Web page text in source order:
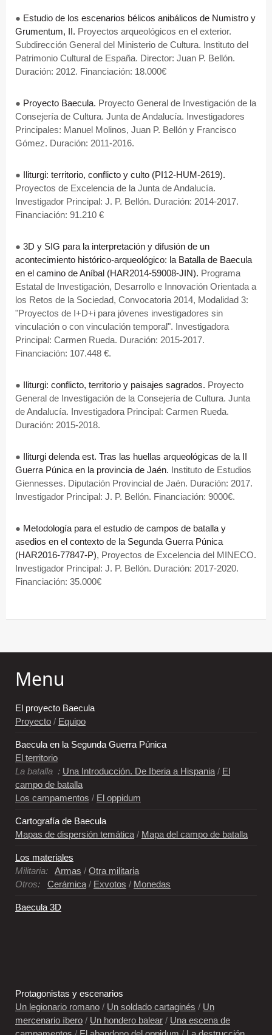
● Estudio de los escenarios bélicos anibálicos de Numistro y
Grumentum, II. Proyectos arqueológicos en el exterior.
Subdirección General del Ministerio de Cultura. Instituto del
Patrimonio Cultural de España. Director: Juan P. Bellón.
Duración: 2012. Financiación: 18.000€
● Proyecto Baecula. Proyecto General de Investigación de la
Consejería de Cultura. Junta de Andalucía. Investigadores
Principales: Manuel Molinos, Juan P. Bellón y Francisco
Gómez. Duración: 2011-2016.
● Iliturgi: territorio, conflicto y culto (PI12-HUM-2619).
Proyectos de Excelencia de la Junta de Andalucía.
Investigador Principal: J. P. Bellón. Duración: 2014-2017.
Financiación: 91.210 €
● 3D y SIG para la interpretación y difusión de un
acontecimiento histórico-arqueológico: la Batalla de Baecula
en el camino de Aníbal (HAR2014-59008-JIN). Programa
Estatal de Investigación, Desarrollo e Innovación Orientada a
los Retos de la Sociedad, Convocatoria 2014, Modalidad 3:
"Proyectos de I+D+i para jóvenes investigadores sin
vinculación o con vinculación temporal". Investigadora
Principal: Carmen Rueda. Duración: 2015-2017.
Financiación: 107.448 €.
● Iliturgi: conflicto, territorio y paisajes sagrados. Proyecto
General de Investigación de la Consejería de Cultura. Junta
de Andalucía. Investigadora Principal: Carmen Rueda.
Duración: 2015-2018.
● Iliturgi delenda est. Tras las huellas arqueológicas de la II
Guerra Púnica en la provincia de Jaén. Instituto de Estudios
Giennesses. Diputación Provincial de Jaén. Duración: 2017.
Investigador Principal: J. P. Bellón. Financiación: 9000€.
● Metodología para el estudio de campos de batalla y
asedios en el contexto de la Segunda Guerra Púnica
(HAR2016-77847-P), Proyectos de Excelencia del MINECO.
Investigador Principal: J. P. Bellón. Duración: 2017-2020.
Financiación: 35.000€
Menu
El proyecto Baecula
Proyecto / Equipo
Baecula en la Segunda Guerra Púnica
El territorio
La batalla : Una Introducción. De Iberia a Hispania / El
campo de batalla
Los campamentos / El oppidum
Cartografía de Baecula
Mapas de dispersión temática / Mapa del campo de batalla
Los materiales
Militaria:
Armas / Otra militaria
Otros:
Cerámica / Exvotos / Monedas
Baecula 3D
Protagonistas y escenarios
Un legionario romano / Un soldado cartaginés / Un
mercenario íbero / Un hondero balear / Una escena de